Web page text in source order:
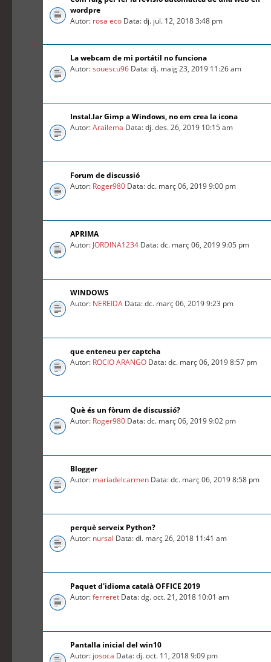
wordpre
Autor: rosa eco Data: dj. jul. 12, 2018 3:48 pm
La webcam de mi portátil no funciona
Autor:souescu96 Data: dj. maig 23, 2019 11:26 am
Instal.lar Gimp a Windows, no em crea la icona
Autor:Arailema Data: dj. des. 26, 2019 10:15 am
Forum de discussió
Autor: Roger980 Data: dc. març 06, 2019 9:00 pm
APRIMA
Autor: JORDINA1234 Data: dc. març 06, 2019 9:05 pm
WINDOWS
Autor: NEREIDA Data: dc. març 06, 2019 9:23 pm
que enteneu per captcha
Autor: ROCIO ARANGO Data: dc. març 06, 2019 8:57 pm
Què és un fòrum de discussió?
Autor: Roger980 Data: dc. març 06, 2019 9:02 pm
Blogger
Autor: mariadelcarmen Data: dc. març 06, 2019 8:58 pm
perquè serveix Python?
Autor: nursal Data: dl. març 26, 2018 11:41 am
Paquet d'idioma català OFFICE 2019
Autor:ferreret Data: dg. oct. 21, 2018 10:01 am
Pantalla inicial del win10
Autor: josoca Data: dj. oct. 11, 2018 9:09 pm